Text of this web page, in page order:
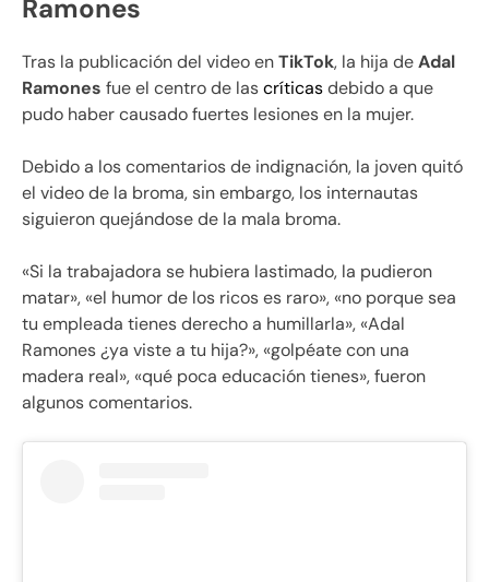
Ramones
Tras la publicación del video enTikTok, la hija deAdal
Ramones fue el centro de lascríticasdebido a que
pudo haber causado fuertes lesiones en la mujer.
Debido a los comentarios de indignación, la joven quitó
el video de la broma, sin embargo, los internautas
siguieron quejándose de la mala broma.
«Si la trabajadora se hubiera lastimado, la pudieron
matar», «el humor de los ricos es raro», «no porque sea
tu empleada tienes derecho a humillarla», «Adal
Ramones ¿ya viste a tu hija?», «golpéate con una
madera real», «qué poca educación tienes», fueron
algunos comentarios.